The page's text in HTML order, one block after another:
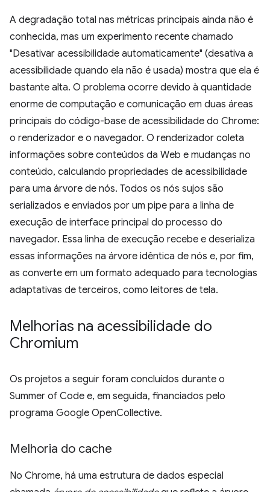
A degradação total nas métricas principais ainda não é
conhecida, mas um experimento recente chamado
"Desativar acessibilidade automaticamente" (desativa a
acessibilidade quando ela não é usada) mostra que ela é
bastante alta. O problema ocorre devido à quantidade
enorme de computação e comunicação em duas áreas
principais do código-base de acessibilidade do Chrome:
o renderizador e o navegador. O renderizador coleta
informações sobre conteúdos da Web e mudanças no
conteúdo, calculando propriedades de acessibilidade
para uma árvore de nós. Todos os nós sujos são
serializados e enviados por um pipe para a linha de
execução de interface principal do processo do
navegador. Essa linha de execução recebe e deserializa
essas informações na árvore idêntica de nós e, por fim,
as converte em um formato adequado para tecnologias
adaptativas de terceiros, como leitores de tela.
Melhorias na acessibilidade do
Chromium
Os projetos a seguir foram concluídos durante o
Summer of Code e, em seguida, financiados pelo
programa Google OpenCollective.
Melhoria do cache
No Chrome, há uma estrutura de dados especial